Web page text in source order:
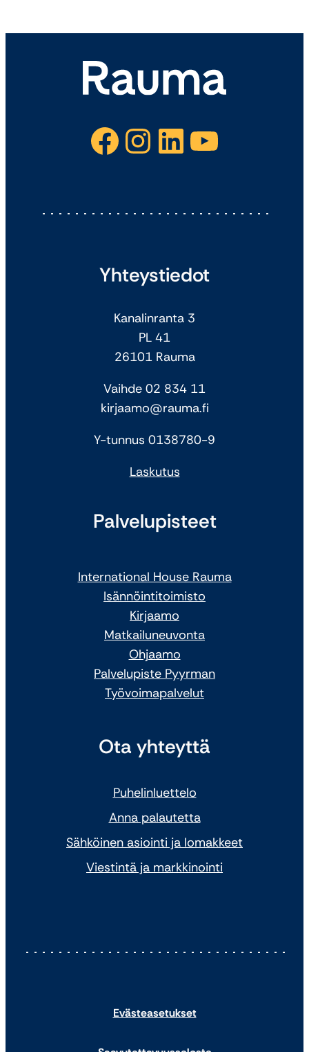
Facebook Instagram LinkedIn YouTube
Yhteystiedot
Kanalinranta 3
PL 41
26101 Rauma
Vaihde 02 834 11
kirjaamo@rauma.fi
Y-tunnus 0138780-9
Laskutus
Palvelupisteet
International House Rauma
Isännöintitoimisto
Kirjaamo
Matkailuneuvonta
Ohjaamo
Palvelupiste Pyyrman
Työvoimapalvelut
Ota yhteyttä
Puhelinluettelo
Anna palautetta
Sähköinen asiointi ja lomakkeet
Viestintä ja markkinointi
Evästeasetukset